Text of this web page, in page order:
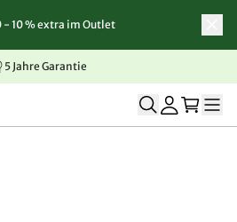
- 10 % extra im Outlet
5 Jahre Garantie